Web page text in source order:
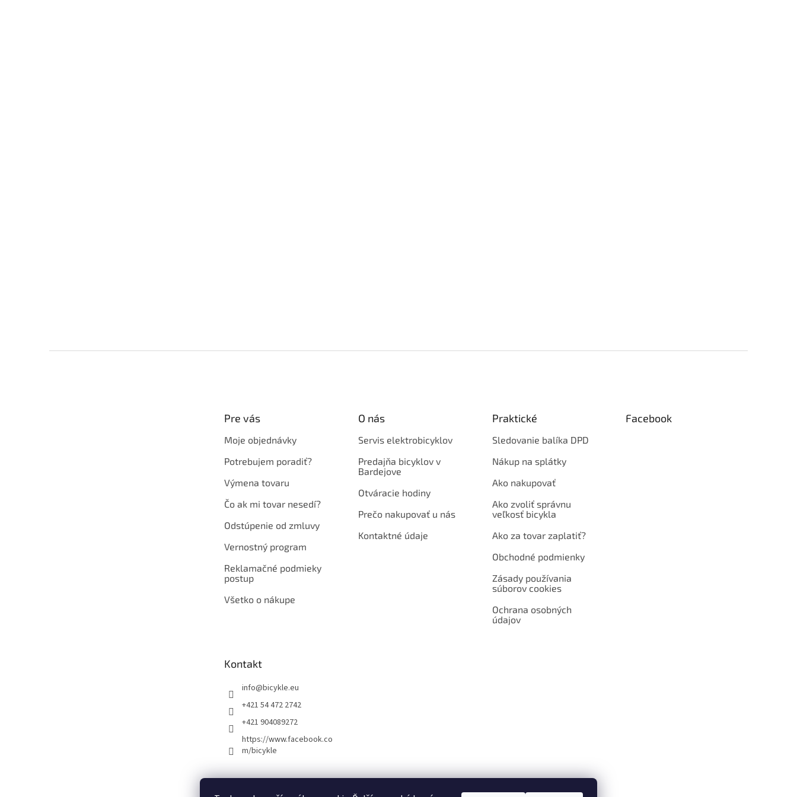
Pre vás
Moje objednávky
Potrebujem poradiť?
Výmena tovaru
Čo ak mi tovar nesedí?
Odstúpenie od zmluvy
Vernostný program
Reklamačné podmieky
postup
Všetko o nákupe
O nás
Servis elektrobicyklov
Predajňa bicyklov v
Bardejove
Otváracie hodiny
Prečo nakupovať u nás
Kontaktné údaje
Praktické
Sledovanie balíka DPD
Nákup na splátky
Ako nakupovať
Ako zvoliť správnu
veľkosť bicykla
Ako za tovar zaplatiť?
Obchodné podmienky
Zásady používania
súborov cookies
Ochrana osobných
údajov
Facebook
Kontakt
info@bicykle.eu
+421 54 472 2742
+421 904089272
https://www.facebook.co
m/bicykle